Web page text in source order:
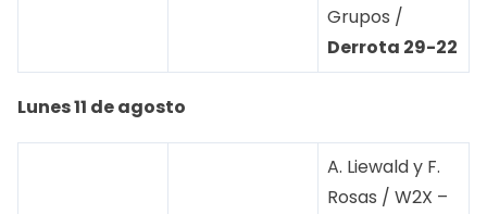
Grupos /
Derrota 29-22
Lunes 11 de agosto
A. Liewald y F.
Rosas / W2X –